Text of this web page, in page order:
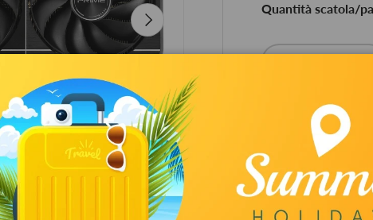
12
Avanti Quantità scatola/
Q.tà
Ritiro
Di solito pronto in
Visualizza